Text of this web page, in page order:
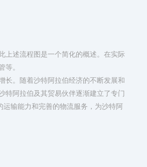
上述流程图是一个简化的概述。在实际
。
长。随着沙特阿拉伯经济的不断发展和
特阿拉伯及其贸易伙伴逐渐建立了专门
运输能力和完善的物流服务，为沙特阿